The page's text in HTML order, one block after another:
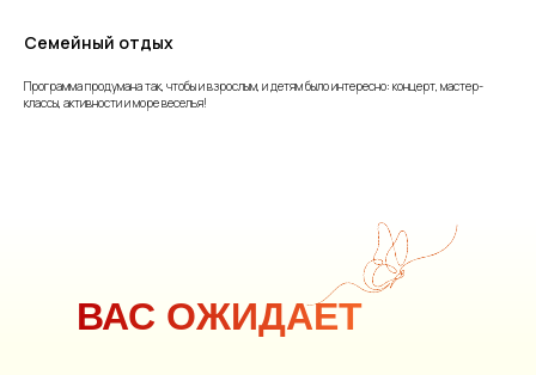
Семейный отдых
Программа продумана так, чтобы и взрослым, и детям было интересно: концерт, мастер-
классы, активности и море веселья!
ВАС ОЖИДАЕТ